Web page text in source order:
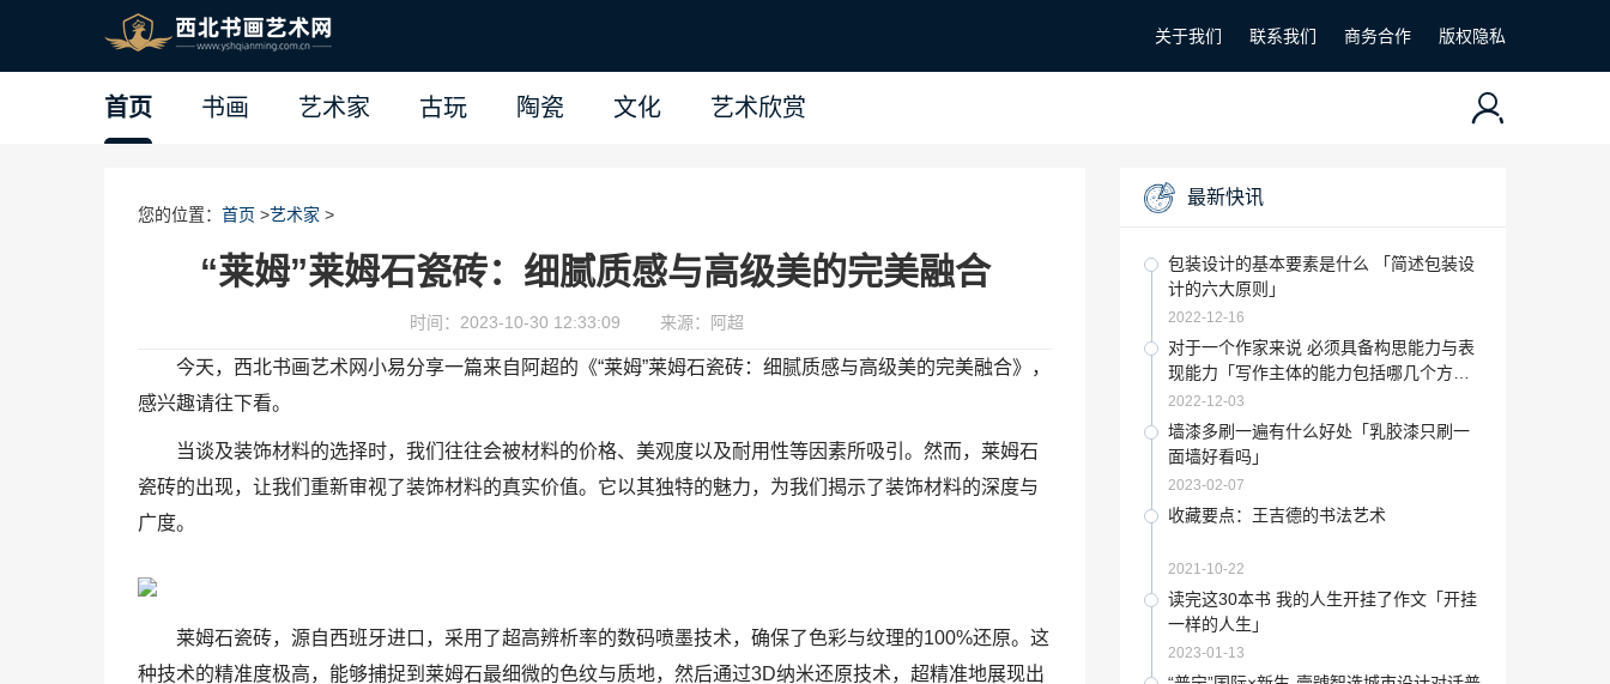
关于我们 联系我们 商务合作 版权隐私
首页 书画 艺术家 古玩 陶瓷 文化 艺术欣赏
您的位置： 首页 >艺术家 >
“莱姆”莱姆石瓷砖：细腻质感与高级美的完美融合
时间：2023-10-30 12:33:09 来源：阿超
今天，西北书画艺术网小易分享一篇来自阿超的《“莱姆”莱姆石瓷砖：细腻质感与高级美的完美融合》，
感兴趣请往下看。
当谈及装饰材料的选择时，我们往往会被材料的价格、美观度以及耐用性等因素所吸引。然而，莱姆石
瓷砖的出现，让我们重新审视了装饰材料的真实价值。它以其独特的魅力，为我们揭示了装饰材料的深度与
广度。
莱姆石瓷砖，源自西班牙进口，采用了超高辨析率的数码喷墨技术，确保了色彩与纹理的100%还原。这
种技术的精准度极高，能够捕捉到莱姆石最细微的色纹与质地，然后通过3D纳米还原技术，超精准地展现出
最新快讯
包装设计的基本要素是什么 「简述包装设
计的六大原则」
2022-12-16
对于一个作家来说 必须具备构思能力与表
现能力「写作主体的能力包括哪几个方
面」
2022-12-03
墙漆多刷一遍有什么好处「乳胶漆只刷一
面墙好看吗」
2023-02-07
收藏要点：王吉德的书法艺术
2021-10-22
读完这30本书 我的人生开挂了作文「开挂
一样的人生」
2023-01-13